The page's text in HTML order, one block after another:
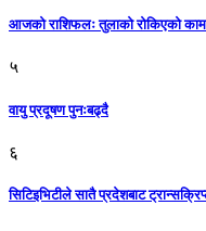
आजको राशिफलः तुलाकाे रोकिएको
५
वायु प्रदूषण पुनःबढ्दै
६
सिटिइभिटीले सातै प्रदेशबाट